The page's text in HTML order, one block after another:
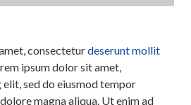
consecteturdeserunt mollit
ipsum dolor sit amet,
sed do eiusmod tempor
magna aliqua. Ut enim ad